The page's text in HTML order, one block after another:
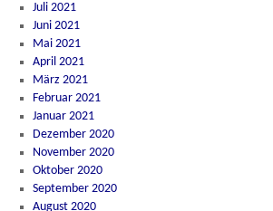
Juli 2021
Juni 2021
Mai 2021
April 2021
März 2021
Februar 2021
Januar 2021
Dezember 2020
November 2020
Oktober 2020
September 2020
August 2020